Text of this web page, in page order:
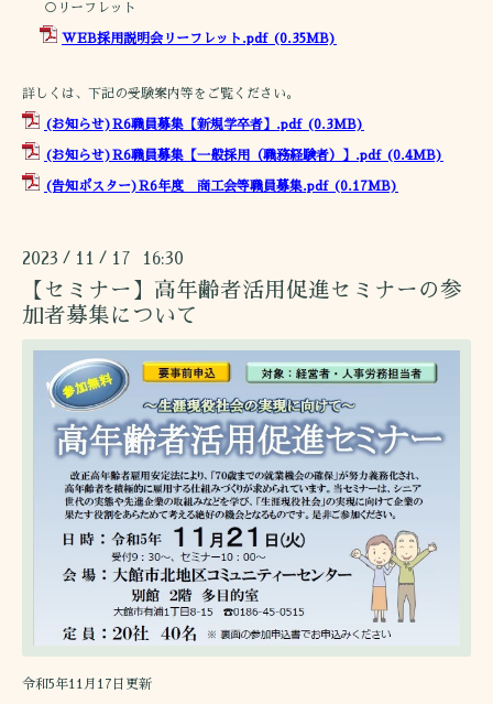
○リーフレット
WEB採用説明会リーフレット.pdf(0.35MB)
詳しくは、下記の受験案内等をご覧ください。
(お知らせ)R6職員募集【新規学卒者】.pdf(0.3MB)
(お知らせ)R6職員募集【一般採用（職務経験者）】.pdf(0.4MB)
(告知ポスター)R6年度 商工会等職員募集.pdf(0.17MB)
2023 / 11 / 17 16:30
【セミナー】高年齢者活用促進セミナーの参
加者募集について
令和5年11月17日更新